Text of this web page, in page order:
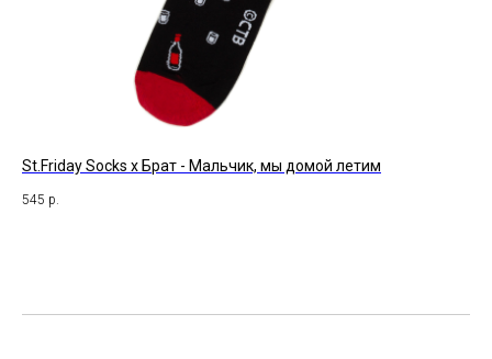
St.Friday Socks x Брат - Мальчик, мы домой летим
545 р.